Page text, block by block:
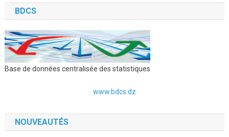
BDCS
Base de données centralisée des statistiques
www.bdcs.dz
NOUVEAUTÉS